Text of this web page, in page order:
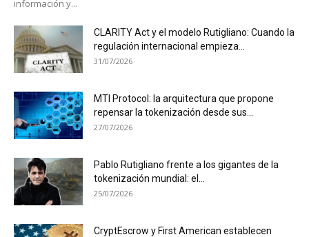
información y...
CLARITY Act y el modelo Rutigliano: Cuando la
regulación internacional empieza...
31/07/2026
MTI Protocol: la arquitectura que propone
repensar la tokenización desde sus...
27/07/2026
Pablo Rutigliano frente a los gigantes de la
tokenización mundial: el...
25/07/2026
CryptEscrow y First American establecen